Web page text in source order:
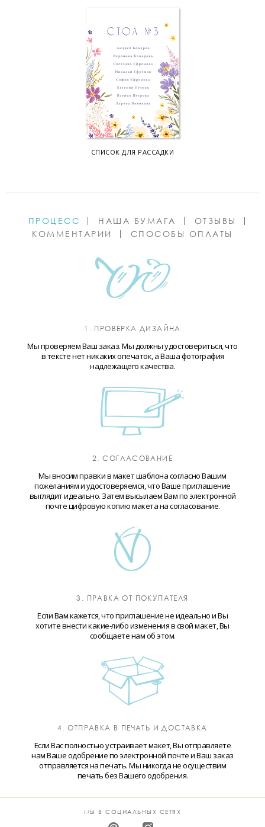
СПИСОК ДЛЯ РАССАДКИ
ПРОЦЕСС НАША БУМАГА
ОТЗЫВЫ
КОММЕНТАРИИ
СПОСОБЫ ОПЛАТЫ
1. ПРОВЕРКА ДИЗАЙНА
Мы проверяем Ваш заказ. Мы должны удостовериться, что
в тексте нет никаких опечаток, а Ваша фотография
надлежащего качества.
2. СОГЛАСОВАНИЕ
Мы вносим правки в макет шаблона согласно Вашим
пожеланиям и удостоверяемся, что Ваше приглашение
выглядит идеально. Затем высылаем Вам по электронной
почте цифровую копию макета на согласование.
3. ПРАВКА ОТ ПОКУПАТЕЛЯ
Если Вам кажется, что приглашение не идеально и Вы
хотите внести какие-либо изменения в свой макет, Вы
сообщаете нам об этом.
4. ОТПРАВКА В ПЕЧАТЬ И ДОСТАВКА
Если Вас полностью устраивает макет, Вы отправляете
нам Ваше одобрение по электронной почте и Ваш заказ
отправляется на печать. Мы никогда не осуществим
печать без Вашего одобрения.
МЫ В СОЦИАЛЬНЫХ СЕТЯХ